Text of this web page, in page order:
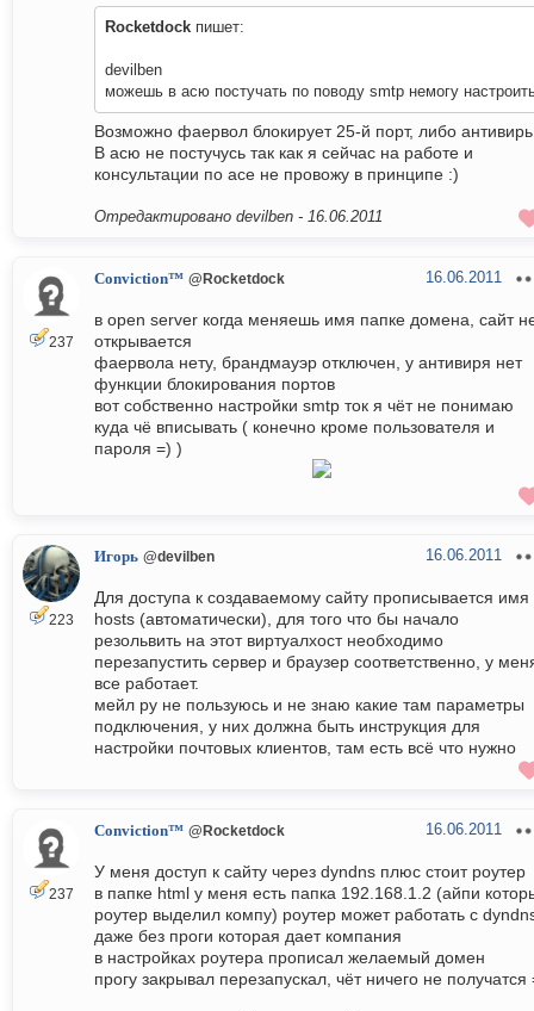
Rocketdock пишет:
devilben
можешь в асю постучать по поводу smtp немогу
Возможно фаервол блокирует 25-й порт, либо
В асю не постучусь так как я сейчас на работе и
консультации по асе не провожу в принципе :)
Отредактировано devilben - 16.06.2011
237
Conviction™ @Rocketdock 16.06.2011
в open server когда меняешь имя папке домена, сайт
открывается
фаервола нету, брандмауэр отключен, у антивиря нет
функции блокирования портов
вот собственно настройки smtp ток я чёт не понимаю
куда чё вписывать ( конечно кроме пользователя и
пароля =) )
223
Игорь @devilben 16.06.2011
Для доступа к создаваемому сайту прописывается имя
hosts (автоматически), для того что бы начало
резольвить на этот виртуалхост необходимо
перезапустить сервер и браузер соответственно, у
все работает.
мейл ру не пользуюсь и не знаю какие там параметры
подключения, у них должна быть инструкция для
настройки почтовых клиентов, там есть всё что нужно
237
Conviction™ @Rocketdock 16.06.2011
У меня доступ к сайту через dyndns плюс стоит роутер
в папке html у меня есть папка 192.168.1.2 (айпи
роутер выделил компу) роутер может работать c
даже без проги которая дает компания
в настройках роутера прописал желаемый домен
прогу закрывал перезапускал, чёт ничего не получатся